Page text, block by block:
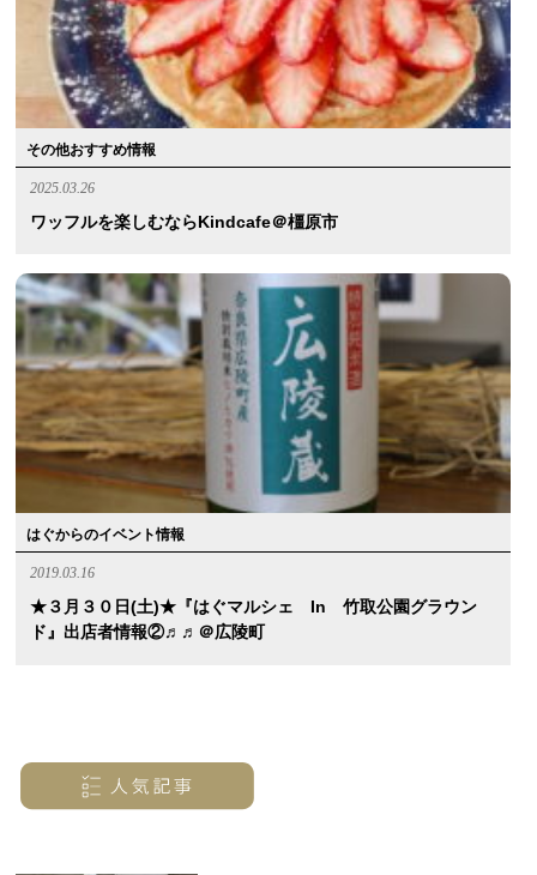
その他おすすめ情報
2025.03.26
ワッフルを楽しむならkindcafe＠橿原市
はぐからのイベント情報
2019.03.16
★３月３０日(土)★『はぐマルシェ In 竹取公園グラウン
ド』出店者情報②♬♬＠広陵町